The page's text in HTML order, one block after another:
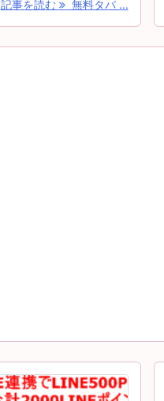
記事を読む 無料タバ ...